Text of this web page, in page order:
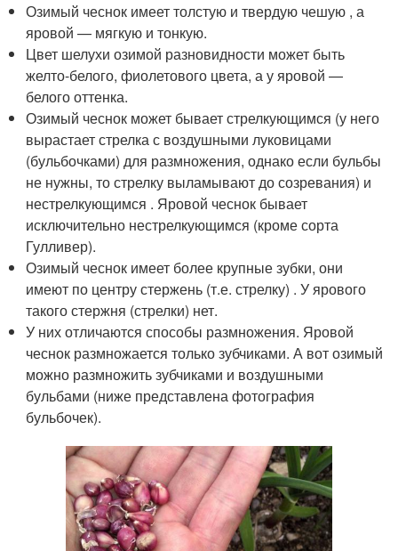
Озимый чеснок имеет толстую и твердую чешую , а
яровой — мягкую и тонкую.
Цвет шелухи озимой разновидности может быть
желто-белого, фиолетового цвета, а у яровой —
белого оттенка.
Озимый чеснок может бывает стрелкующимся (у него
вырастает стрелка с воздушными луковицами
(бульбочками) для размножения, однако если бульбы
не нужны, то стрелку выламывают до созревания) и
нестрелкующимся . Яровой чеснок бывает
исключительно нестрелкующимся (кроме сорта
Гулливер).
Озимый чеснок имеет более крупные зубки, они
имеют по центру стержень (т.е. стрелку) . У ярового
такого стержня (стрелки) нет.
У них отличаются способы размножения. Яровой
чеснок размножается только зубчиками. А вот озимый
можно размножить зубчиками и воздушными
бульбами (ниже представлена фотография
бульбочек).